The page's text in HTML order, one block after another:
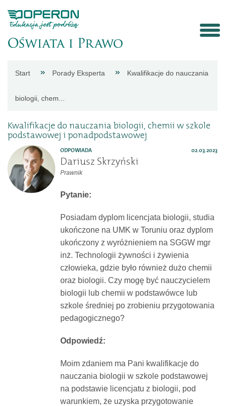
Aktualności
Porady
eksperta
Dokumenty
Start Porady Eksperta Kwalifikacje do nauczania
biologii, chem...
Kwalifikacje do nauczania biologii, chemii w szkole
podstawowej i ponadpodstawowej
ODPOWIADA 02.03.2023
Dariusz Skrzyński
Prawnik
Pytanie:
Posiadam dyplom licencjata biologii, studia
ukończone na UMK w Toruniu oraz dyplom
ukończony z wyróżnieniem na SGGW mgr
inż. Technologii żywności i żywienia
człowieka, gdzie było również dużo chemii
oraz biologii. Czy mogę być nauczycielem
biologii lub chemii w podstawówce lub
szkole średniej po zrobieniu przygotowania
pedagogicznego?
Odpowiedź:
Moim zdaniem ma Pani kwalifikacje do
nauczania biologii w szkole podstawowej
na podstawie licencjatu z biologii, pod
warunkiem, że uzyska przygotowanie